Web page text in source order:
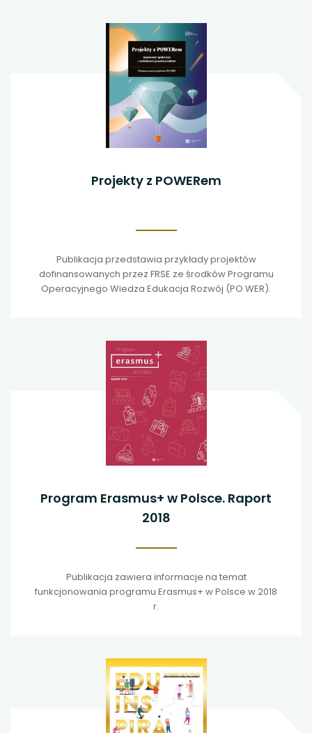
Projekty z POWERem
Publikacja przedstawia przykłady projektów
dofinansowanych przez FRSE ze środków Programu
Operacyjnego Wiedza Edukacja Rozwój (PO WER).
Program Erasmus+ w Polsce. Raport
2018
Publikacja zawiera informacje na temat
funkcjonowania programu Erasmus+ w Polsce w 2018
r.